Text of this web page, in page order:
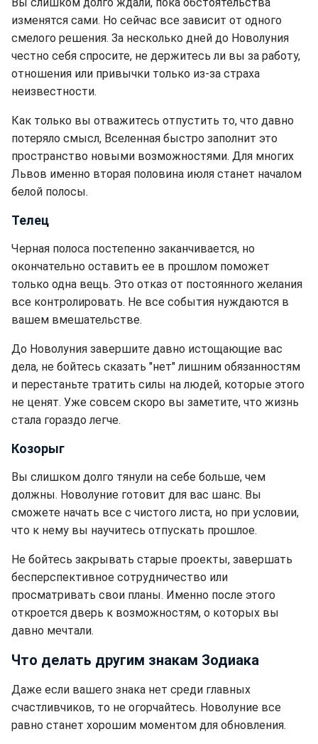
изменятся сами. Но сейчас все зависит от одного
смелого решения. За несколько дней до Новолуния
честно себя спросите, не держитесь ли вы за работу,
отношения или привычки только из-за страха
неизвестности.
Как только вы отважитесь отпустить то, что давно
потеряло смысл, Вселенная быстро заполнит это
пространство новыми возможностями. Для многих
Львов именно вторая половина июля станет началом
белой полосы.
Телец
Черная полоса постепенно заканчивается, но
окончательно оставить ее в прошлом поможет
только одна вещь. Это отказ от постоянного желания
все контролировать. Не все события нуждаются в
вашем вмешательстве.
До Новолуния завершите давно истощающие вас
дела, не бойтесь сказать "нет" лишним обязанностям
и перестаньте тратить силы на людей, которые этого
не ценят. Уже совсем скоро вы заметите, что жизнь
стала гораздо легче.
Козорыг
Вы слишком долго тянули на себе больше, чем
должны. Новолуние готовит для вас шанс. Вы
сможете начать все с чистого листа, но при условии,
что к нему вы научитесь отпускать прошлое.
Не бойтесь закрывать старые проекты, завершать
бесперспективное сотрудничество или
просматривать свои планы. Именно после этого
откроется дверь к возможностям, о которых вы
давно мечтали.
Что делать другим знакам Зодиака
Даже если вашего знака нет среди главных
счастливчиков, то не огорчайтесь. Новолуние все
равно станет хорошим моментом для обновления.